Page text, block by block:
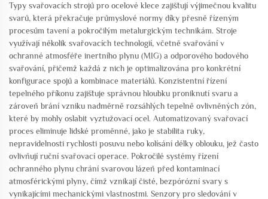
Typy svařovacích strojů pro ocelové klece zajišťují výjimečnou kvalitu
svarů, která překračuje průmyslové normy díky přesně řízeným
procesům tavení a pokročilým metalurgickým technikám. Stroje
využívají několik svařovacích technologií, včetně svařování v
ochranné atmosféře inertního plynu (MIG) a odporového bodového
svařování, přičemž každá z nich je optimalizována pro konkrétní
konfigurace spojů a kombinace materiálů. Konzistentní řízení
tepelného příkonu zajišťuje správnou hloubku proniknutí svaru a
zároveň brání vzniku nadměrně rozsáhlých tepelně ovlivněných zón,
které by mohly oslabit vyztužovací ocel. Automatizovaný svařovací
proces eliminuje lidské proměnné, jako je stabilita ruky,
nepravidelnosti rychlosti posuvu nebo kolísání délky oblouku, jež často
ovlivňují ruční svařovací operace. Pokročilé systémy řízení
ochranného plynu chrání svarovou lázeň před kontaminací
atmosférickými plyny, čímž vznikají čisté, bezpórózní svary s
vynikajícími mechanickými vlastnostmi. Senzory pro sledování v